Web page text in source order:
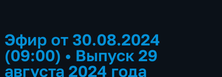
Эфир от 30.08.2024
(09:00) • Выпуск 29
августа 2024 года